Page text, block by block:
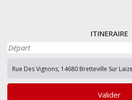
ITINERAIRE
Valider